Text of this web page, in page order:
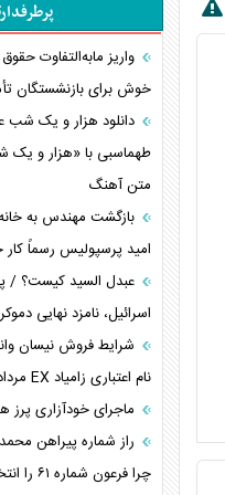
پیام، ظرفیت
همسویی عربستان با
ترامپ و توهم خلع
چرا کویت به دنبال
اعتراف غرب به قدرت
خطای راهبردی ترامپ
متن و حاشیه سفر
خوش برای بازنشستگان
دانلود هزار و یک شب
طهماسبی با «هزار و
متن آهنگ
بازگشت مهندس به
امید پرسپولیس رسماً کار
عبدل السید کیست؟ /
اسرائیل، نامزد نهایی
شرایط فروش نیسان
نام اعتباری زامیاد EX مرداد ۱۴۰۵
ماجرای خودآزاری پرز
راز شماره پیراهن
چرا فرعون شماره ۶۱ را انتخاب کرد؟